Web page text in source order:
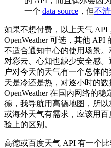
一个 data source ，但不
如果不想付费，以上天气 API
OpenWeather 可选，其他 API
不适合通知中心的使用场景
对彩云、心知也缺少安全感
户对今天的天气有一个总体
天是冷还是热，对逐小时的
OpenWeather 在国内网络的
德，我导航用高德地图，所
或海外天气有需求，应该用
验上的区别。
高德或百度天气 API 有一个